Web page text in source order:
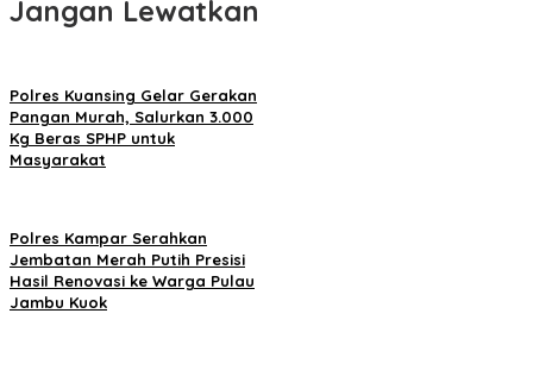
Jangan Lewatkan
Polres Kuansing Gelar Gerakan
Pangan Murah, Salurkan 3.000
Kg Beras SPHP untuk
Masyarakat
Polres Kampar Serahkan
Jembatan Merah Putih Presisi
Hasil Renovasi ke Warga Pulau
Jambu Kuok